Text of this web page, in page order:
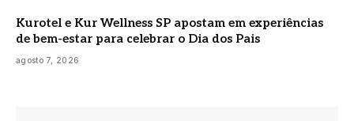
Kurotel e Kur Wellness SP apostam em experiências
de bem-estar para celebrar o Dia dos Pais
agosto 7, 2026